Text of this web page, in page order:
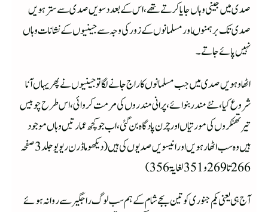
صدی میں جینی وہاں جایا کرتے تھے،اس کے بعد دسویں صدی سے سترہویں
صدی تک برہمنوںاورمسلمانوں کے زور کی وجہ سے جینیوں کے نشانا ت وہاں
نہیں پائے جاتے۔
اٹھاوہویں صدی میں جب مسلمانوں کا راج جانے لگا تو جینیوں نے پھر یہاں آنا
شروع کیا ،نئے مندر بنوائے،پرانی مندروں کی مرمت کروائی ،اس طرح چوبیس
تیر تھنکروں کی مورتیاں اور چرن پادگاہ بن گئی ،ا ب جو کچھ عمارتیں وہاں موجود
ہیں وہ سب اٹھارہویں اورانیسویں صدیوں کی ہیں ( دیکھو ماڈرن ریویو جلد 3 صفحہ
266 تا 269 و 351 لغایۃ 356 )
آج ہی یعنی یکم جنوری کوتین بجے شام کے ہم سب لوگ راجگیر سے روانہ ہوئے